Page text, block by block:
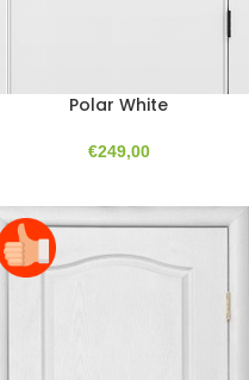
Polar White
€249,00